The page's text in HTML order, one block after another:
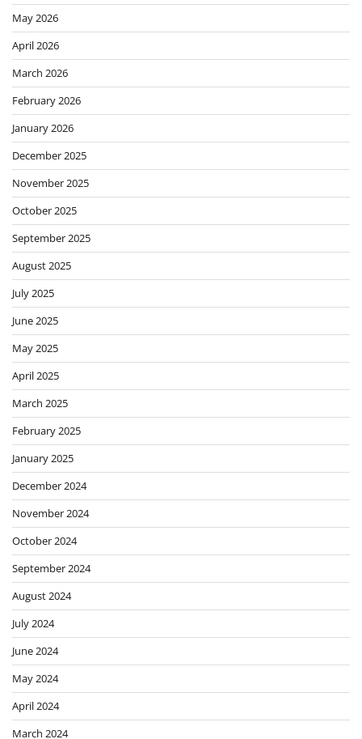
May 2026
April 2026
March 2026
February 2026
January 2026
December 2025
November 2025
October 2025
September 2025
August 2025
July 2025
June 2025
May 2025
April 2025
March 2025
February 2025
January 2025
December 2024
November 2024
October 2024
September 2024
August 2024
July 2024
June 2024
May 2024
April 2024
March 2024